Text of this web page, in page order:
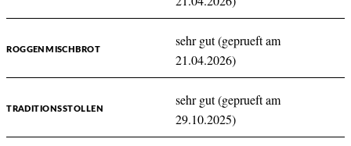
ROGGENMISCHBROT
sehr gut (geprueft am
21.04.2026)
TRADITIONSSTOLLEN
sehr gut (geprueft am
29.10.2025)